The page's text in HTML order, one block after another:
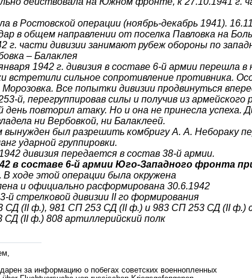
в Ростовской операции (ноябрь-декабрь 1941).
в общем направлении от поселка Павловка на
г. части дивизии занимают рубеж обороны по
– Балаклея
1942 г. дивизия в составе 6-й армии перешла в
встретили сильное сопротивление противника.
Все попытки дивизии продвинуться
й, перегруппировав силы и получив из армейского
день повторил атаку. Но и она не принесла успеха.
ни Вербовкой, ни Балаклеей.
вынужден был разрешить комбригу А. А. Небораку
ударной группировки.
дивизия передается в состав 38-й армии.
в составе 6-й армии Юго-Западного фронта
В ходе этой операции была окружена
и официально расформирована 30.6.1942
й стрелковой дивизии II го формирования
СД (II ф.), 981 СП 253 СД (II ф.) и 983 СП 253 СД (II ф.)
СД (II ф.) 808 артиллерийский полк
за информацию о побегах советских военнопленных